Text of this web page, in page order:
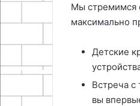
Мы стремимся
максимально
Детские
Встреча с
вы